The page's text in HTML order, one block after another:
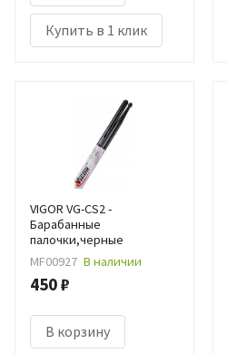
Купить в 1 клик
VIGOR VG-CS2 -
Барабанные
палочки,черные
MF00927 В наличии
450 ₽
В корзину